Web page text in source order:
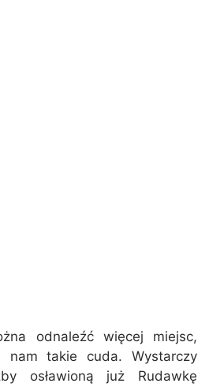
odnaleźć więcej miejsc,
nam takie cuda. Wystarczy
osławioną już Rudawkę